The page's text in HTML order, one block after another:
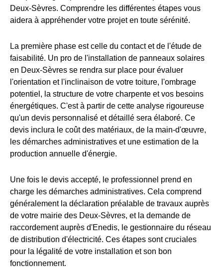
Deux-Sèvres. Comprendre les différentes étapes vous
aidera à appréhender votre projet en toute sérénité.
La première phase est celle du contact et de l'étude de
faisabilité. Un pro de l'installation de panneaux solaires
en Deux-Sèvres se rendra sur place pour évaluer
l'orientation et l'inclinaison de votre toiture, l'ombrage
potentiel, la structure de votre charpente et vos besoins
énergétiques. C'est à partir de cette analyse rigoureuse
qu'un devis personnalisé et détaillé sera élaboré. Ce
devis inclura le coût des matériaux, de la main-d'œuvre,
les démarches administratives et une estimation de la
production annuelle d'énergie.
Une fois le devis accepté, le professionnel prend en
charge les démarches administratives. Cela comprend
généralement la déclaration préalable de travaux auprès
de votre mairie des Deux-Sèvres, et la demande de
raccordement auprès d'Enedis, le gestionnaire du réseau
de distribution d'électricité. Ces étapes sont cruciales
pour la légalité de votre installation et son bon
fonctionnement.